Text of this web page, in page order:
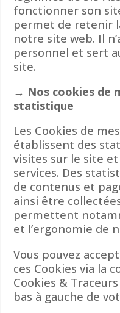
fonctionner son
permet de retenir
notre site web. Il
personnel et sert
site.
→ Nos cookies de
statistique
Les Cookies de
établissent des
visites sur le site
services. Des
de contenus et
ainsi être
permettent
et l’ergonomie de
Vous pouvez
ces Cookies via la
Cookies &
bas à gauche de